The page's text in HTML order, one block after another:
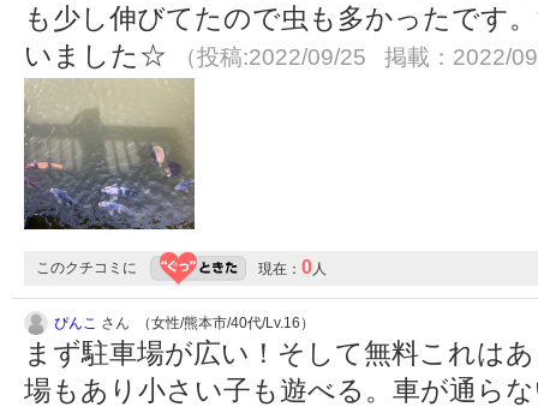
も少し伸びてたので虫も多かったです
いました☆
（投稿:2022/09/25 掲載：2022/
このクチコミに 現在： 0 人
ぴんこ さん （女性/熊本市/40代/Lv.16）
まず駐車場が広い！そして無料これは
場もあり小さい子も遊べる。車が通ら